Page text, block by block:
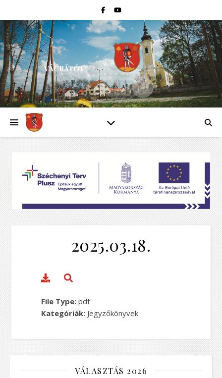
VÁCRÁTÓT
PEST VÁRMEGYE
2025.03.18.
File Type: pdf
Kategóriák: Jegyzőkönyvek
VÁLASZTÁS 2026